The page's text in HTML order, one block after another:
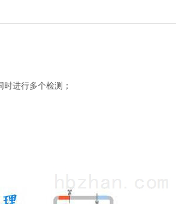
进行多个检测；